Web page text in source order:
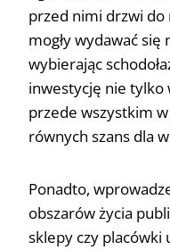
przed nimi drzwi do
mogły wydawać się
wybierając
inwestycję nie tylko
przede wszystkim
równych szans dla
Ponadto,
obszarów życia
sklepy czy placówki